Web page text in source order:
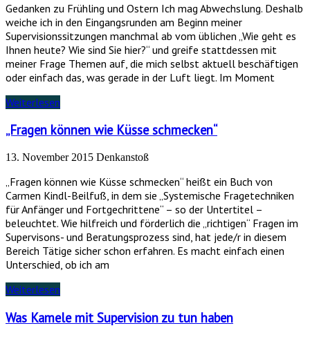
Gedanken zu Frühling und Ostern Ich mag Abwechslung. Deshalb
weiche ich in den Eingangsrunden am Beginn meiner
Supervisionssitzungen manchmal ab vom üblichen „Wie geht es
Ihnen heute? Wie sind Sie hier?“ und greife stattdessen mit
meiner Frage Themen auf, die mich selbst aktuell beschäftigen
oder einfach das, was gerade in der Luft liegt. Im Moment
Weiterlesen
„Fragen können wie Küsse schmecken“
13. November 2015 Denkanstoß
„Fragen können wie Küsse schmecken“ heißt ein Buch von
Carmen Kindl-Beilfuß, in dem sie „Systemische Fragetechniken
für Anfänger und Fortgechrittene“ – so der Untertitel –
beleuchtet. Wie hilfreich und förderlich die „richtigen“ Fragen im
Supervisons- und Beratungsprozess sind, hat jede/r in diesem
Bereich Tätige sicher schon erfahren. Es macht einfach einen
Unterschied, ob ich am
Weiterlesen
Was Kamele mit Supervision zu tun haben